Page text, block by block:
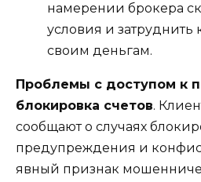
намерении брокера
условия и затруднить
своим деньгам.
Проблемы с доступом к
блокировка счетов.
сообщают о случаях
предупреждения и
явный признак